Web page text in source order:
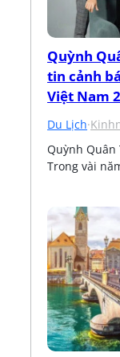
Quỳnh
tin cảnh
Việt Nam
Du Lịch·
Quỳnh
Trong vài